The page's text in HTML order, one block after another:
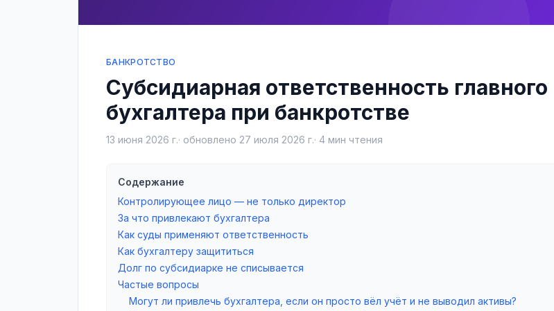
БАНКРОТСТВО
Субсидиарная ответственность главного
бухгалтера при банкротстве
13 июня 2026 г.· обновлено 27 июля 2026 г.· 4 мин чтения
Содержание
Контролирующее лицо — не только директор
За что привлекают бухгалтера
Как суды применяют ответственность
Как бухгалтеру защититься
Долг по субсидиарке не списывается
Частые вопросы
Могут ли привлечь бухгалтера, если он просто вёл учёт и не выводил активы?